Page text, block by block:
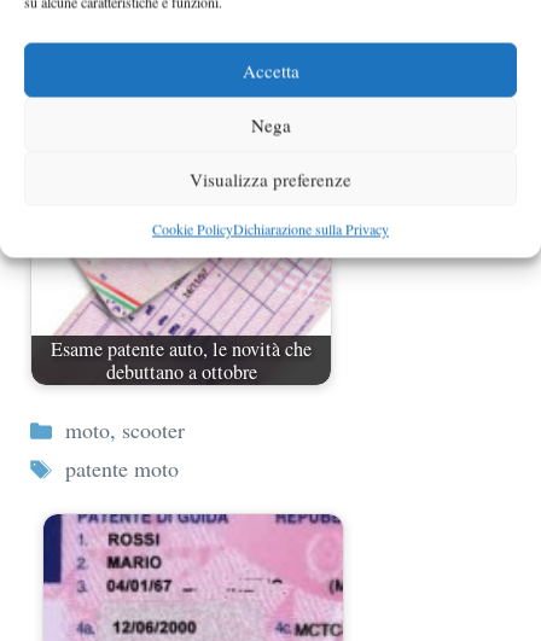
Accetta
Nega
Visualizza preferenze
Cookie PolicyDichiarazione sulla Privacy
Rinnovo patente auto: le novità in
Esame patente auto, le novità che
debuttano a ottobre
Categorie
moto, scooter
Tag
patente moto